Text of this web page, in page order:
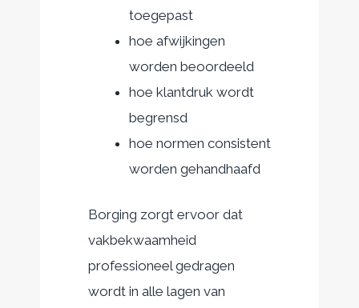
toegepast
hoe afwijkingen
worden beoordeeld
hoe klantdruk wordt
begrensd
hoe normen consistent
worden gehandhaafd
Borging zorgt ervoor dat
vakbekwaamheid
professioneel gedragen
wordt in alle lagen van